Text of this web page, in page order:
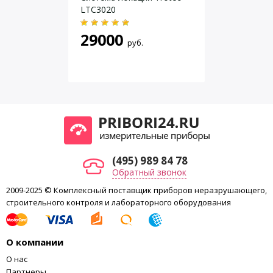
LTC3020
29000 руб.
(495) 989 84 78
Обратный звонок
2009-2025 © Комплексный поставщик приборов неразрушающего,
строительного контроля и лабораторного оборудования
О компании
О нас